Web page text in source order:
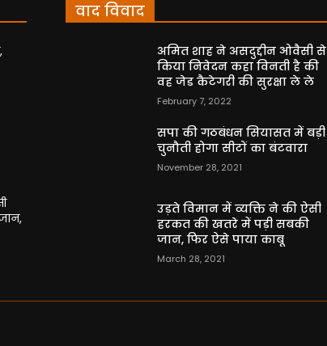
वाद विवाद
अमित शाह ने असदुद्दीन ओवैसी से
किया निवेदन कहा विनती है की
वह जेड कैटेगरी की सुरक्षा ले ले
February 7, 2022
सपा की गठबंधन सियासत में बड़ी
चुनौती होगा सीटों का बंटवारा
November 28, 2021
उड़ते विमान में व्यक्ति ने की ऐसी
हरकत की खतरे में पड़ी सबकी
जान, फिर ऐसे पाया काबू
March 28, 2021